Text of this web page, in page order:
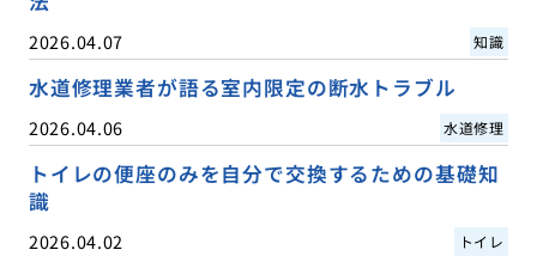
2026.04.07 知識
水道修理業者が語る室内限定の断水トラブル
2026.04.06 水道修理
トイレの便座のみを自分で交換するための基礎知
識
2026.04.02 トイレ